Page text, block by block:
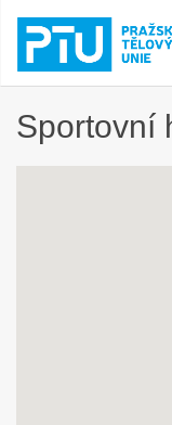
Sportovní